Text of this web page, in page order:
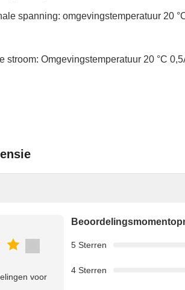
spanning: omgevingstemperatuur 20
Omgevingstemperatuur 20 °C
voor
5 Sterren
4 Sterren